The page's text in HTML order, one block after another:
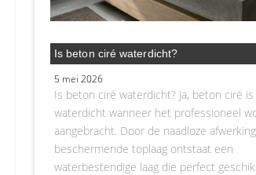
Is beton ciré waterdicht?
5 mei 2026
Is beton ciré waterdicht? Ja, beton ciré
waterdicht wanneer het professioneel
aangebracht. Door de naadloze
beschermende toplaag ontstaat een
waterbestendige laag die perfect